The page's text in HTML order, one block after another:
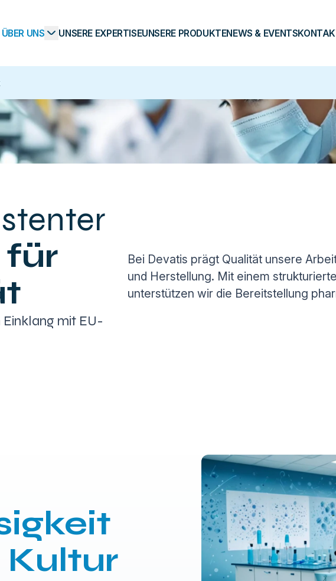
ÜBER UNS UNSERE EXPERTISEUNSERE PRODUKTENEWS & EVENTS
für
mit EU-
Bei Devatis prägt Qualität unsere
und Herstellung. Mit einem
unterstützen wir die Bereitstellung